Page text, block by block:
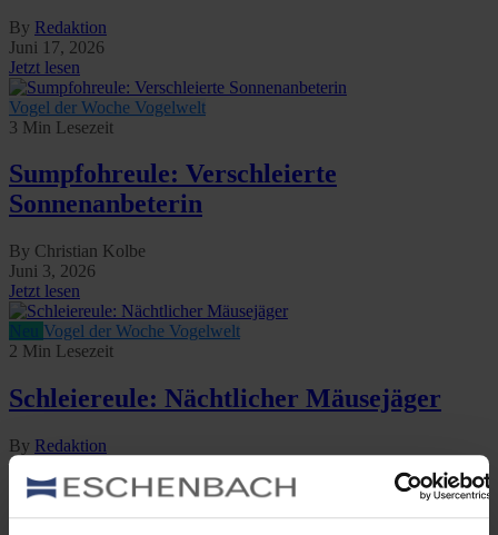
By Redaktion
Juni 17, 2026
Jetzt lesen
Vogel der Woche Vogelwelt
3 Min Lesezeit
Sumpfohreule: Verschleierte
Sonnenanbeterin
By Christian Kolbe
Juni 3, 2026
Jetzt lesen
Vogel der Woche Vogelwelt
2 Min Lesezeit
Schleiereule: Nächtlicher Mäusejäger
By Redaktion
August 8, 2025
Jetzt lesen